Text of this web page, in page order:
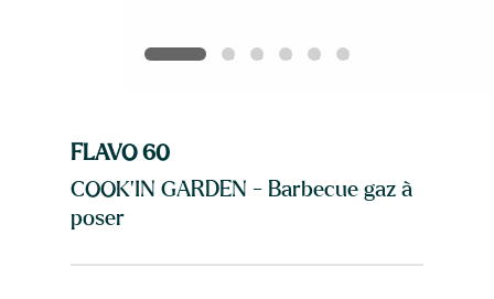
FLAVO 60
COOK'IN GARDEN - Barbecue gaz à
poser